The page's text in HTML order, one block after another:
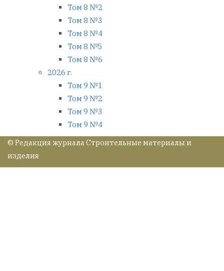
Том 8 №2
Том 8 №3
Том 8 №4
Том 8 №5
Том 8 №6
2026 г.
Том 9 №1
Том 9 №2
Том 9 №3
Том 9 №4
© Редакция журнала Строительные материалы и
изделия